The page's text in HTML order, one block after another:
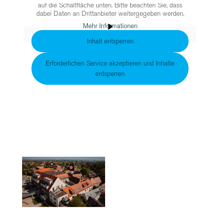
auf die Schaltfläche unten. Bitte beachten Sie, dass
dabei Daten an Drittanbieter weitergegeben werden.
Mehr Informationen
Inhalt entsperren
Erforderlichen Service akzeptieren und Inhalte
entsperren